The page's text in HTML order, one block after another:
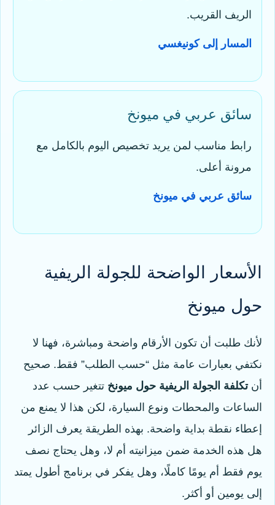
الريف القريب.
المسار إلى كونيغسي
سائق عربي في ميونخ
رابط مناسب لمن يريد تخصيص اليوم بالكامل مع
مرونة أعلى.
سائق عربي في ميونخ
الأسعار الواضحة للجولة الريفية
حول ميونخ
لأنك طلبت أن تكون الأرقام واضحة ومباشرة، فهنا لا
نكتفي بعبارات عامة مثل “حسب الطلب” فقط. صحيح
أنتكلفة الجولة الريفية حول ميونخ تتغير حسب عدد
الساعات والمحطات ونوع السيارة، لكن هذا لا يمنع من
إعطاء نقطة بداية واضحة. بهذه الطريقة يعرف الزائر
هل هذه الخدمة ضمن ميزانيته أم لا، وهل يحتاج نصف
يوم فقط أم يومًا كاملًا، وهل يفكر في برنامج أطول يمتد
إلى يومين أو أكثر.